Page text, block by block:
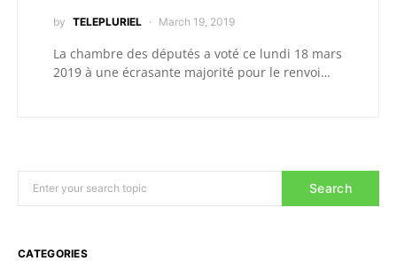
by TELEPLURIEL March 19, 2019
La chambre des députés a voté ce lundi 18 mars
2019 à une écrasante majorité pour le renvoi…
Search
CATEGORIES